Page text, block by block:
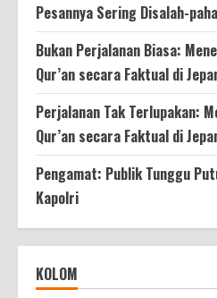
Pesannya Sering Disalah-
Bukan Perjalanan Biasa:
Qur’an secara Faktual di
Perjalanan Tak Terlupakan:
Qur’an secara Faktual di
Pengamat: Publik Tunggu
Kapolri
KOLOM